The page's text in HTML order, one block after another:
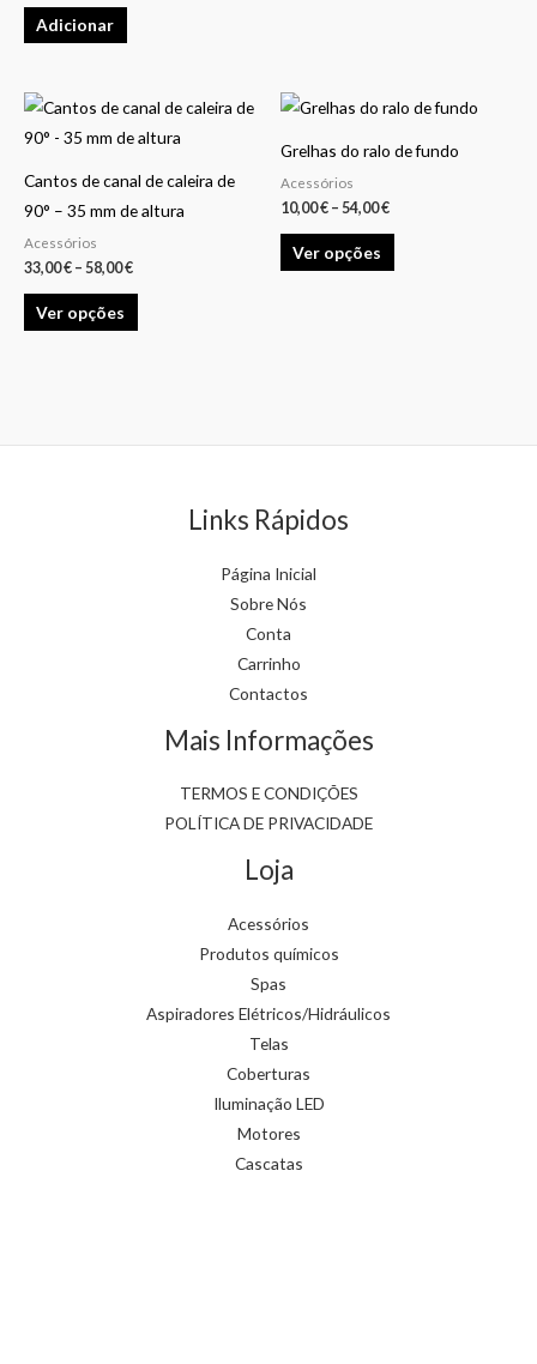
Adicionar
Cantos de canal de caleira de
90° – 35 mm de altura
Acessórios
33,00€ – 58,00€
Price
range:
33,00 €
58,00 €
Ver opções
This
product
Grelhas do ralo de fundo
Acessórios
10,00€ – 54,00€
Price
range:
through
Ver opções
This
Links Rápidos
Página Inicial
Sobre Nós
Conta
Carrinho
Contactos
Mais Informações
TERMOS E CONDIÇÕES
POLÍTICA DE PRIVACIDADE
Loja
Acessórios
Produtos químicos
Spas
Aspiradores Elétricos/Hidráulicos
Telas
Coberturas
Iluminação LED
Motores
Cascatas